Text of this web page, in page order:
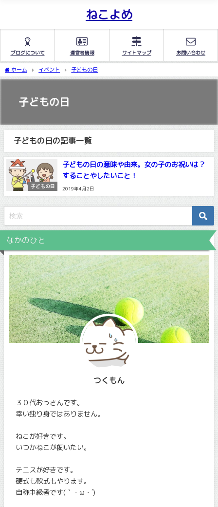
ねこよめ
ブログについて 運営者情報 サイトマップ お問い合わせ
ホーム イベント 子どもの日
子どもの日
子どもの日の記事一覧
子どもの日
子どもの日の意味や由来。女の子のお祝いは？
することやしたいこと！
2019年4月2日
なかのひと
つくもん
３０代おっさんです。
幸い独り身ではありません。
ねこが好きです。
いつかねこが飼いたい。
テニスが好きです。
硬式も軟式もやります。
自称中級者です(｀・ω・´)